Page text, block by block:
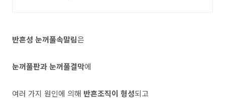
반흔성 눈꺼풀속말림은
눈꺼풀판과 눈꺼풀결막에
여러 가지 원인에 의해 반흔조직이 형성되고